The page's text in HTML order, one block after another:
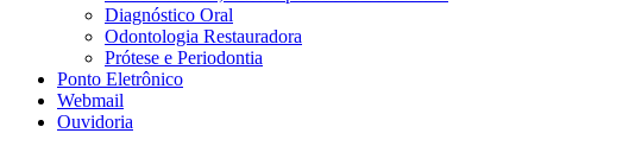
Diagnóstico Oral
Odontologia Restauradora
Prótese e Periodontia
Ponto Eletrônico
Webmail
Ouvidoria